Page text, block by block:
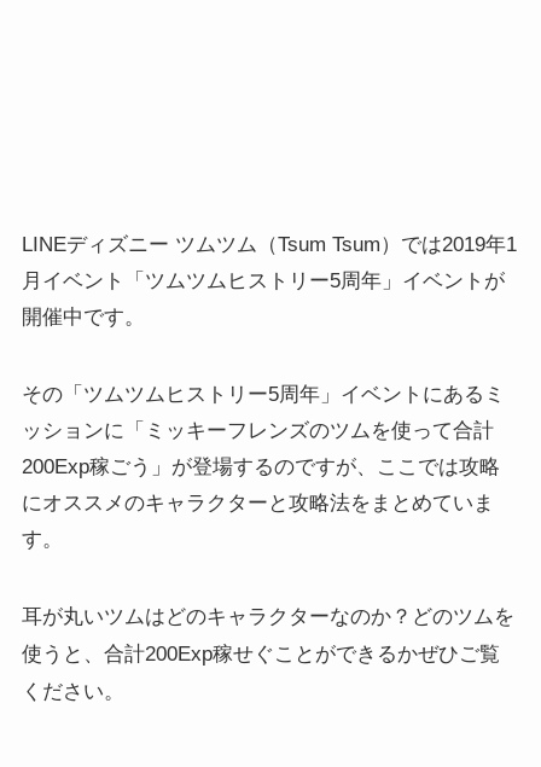
LINEディズニー ツムツム（Tsum Tsum）では2019年1
月イベント「ツムツムヒストリー5周年」イベントが
開催中です。
その「ツムツムヒストリー5周年」イベントにあるミ
ッションに「ミッキーフレンズのツムを使って合計
200Exp稼ごう」が登場するのですが、ここでは攻略
にオススメのキャラクターと攻略法をまとめていま
す。
耳が丸いツムはどのキャラクターなのか？どのツムを
使うと、合計200Exp稼せぐことができるかぜひご覧
ください。